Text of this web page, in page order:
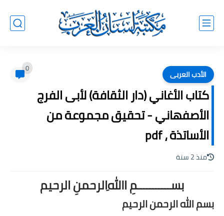
الأدب العربى 0
كتاب الأغاني (دار الثقافة) لأبى الفرج
الأصفهاني - تحقيق مجموعة من
الأساتذة ، pdf
منذ 2 سنة
بســـــــــــمِ اﷲِالرحمنِ الرحيم
بسم الله الرحمن الرحيم